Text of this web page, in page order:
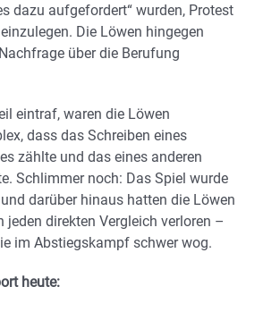
dazu aufgefordert“ wurden, Protest
Die Löwen hingegen
über die Berufung
eintraf, waren die Löwen
dass das Schreiben eines
zählte und das eines anderen
Schlimmer noch: Das Spiel wurde
darüber hinaus hatten die Löwen
jeden direkten Vergleich verloren –
im Abstiegskampf schwer wog.
heute: